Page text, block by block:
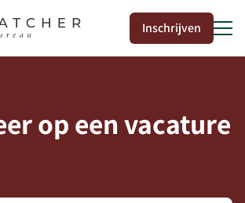
Inschrijven
op een vacature